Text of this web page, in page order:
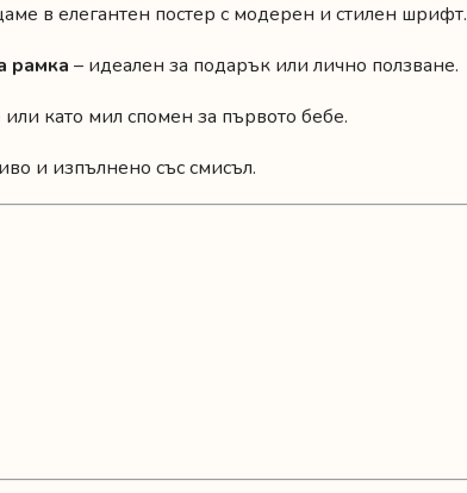
в елегантен постер с модерен и стилен шрифт.
рамка – идеален за подарък или лично ползване.
или като мил спомен за първото бебе.
и изпълнено със смисъл.